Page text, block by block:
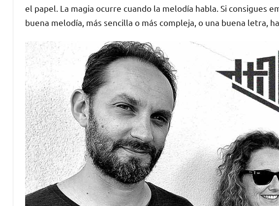
el papel. La magia ocurre cuando la melodía habla. Si consigues
buena melodía, más sencilla o más compleja, o una buena letra,